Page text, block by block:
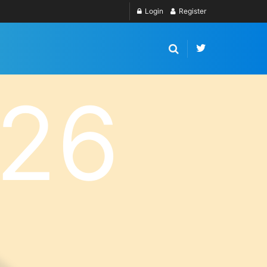
Login Register